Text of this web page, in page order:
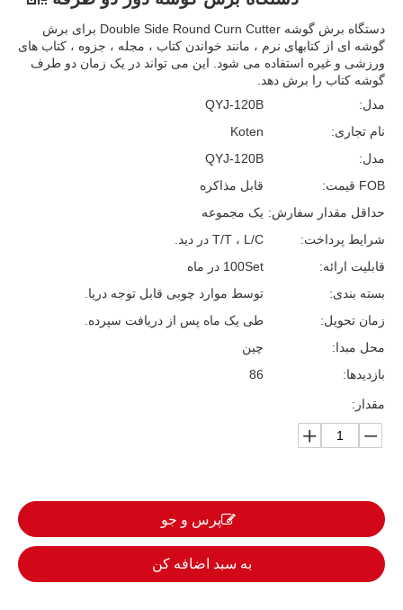
دستگاه برش گوشه Double Side Round Curn Cutter برای برش
گوشه ای از کتابهای نرم ، مانند خواندن کتاب ، مجله ، جزوه ، کتاب های
ورزشی و غیره استفاده می شود. این می تواند در یک زمان دو طرف
گوشه کتاب را برش دهد.
مدل:
QYJ-120B
نام تجاری:
Koten
مدل:
QYJ-120B
FOB قیمت:
قابل مذاکره
حداقل مقدار سفارش: یک مجموعه
شرایط پرداخت:
T/T ، L/C در دید.
قابلیت ارائه:
100Set در ماه
بسته بندی:
توسط موارد چوبی قابل توجه دریا.
زمان تحویل:
طی یک ماه پس از دریافت سپرده.
محل مبدا:
چین
بازدیدها:
86
مقدار:
پرس و جو
به سبد اضافه کن